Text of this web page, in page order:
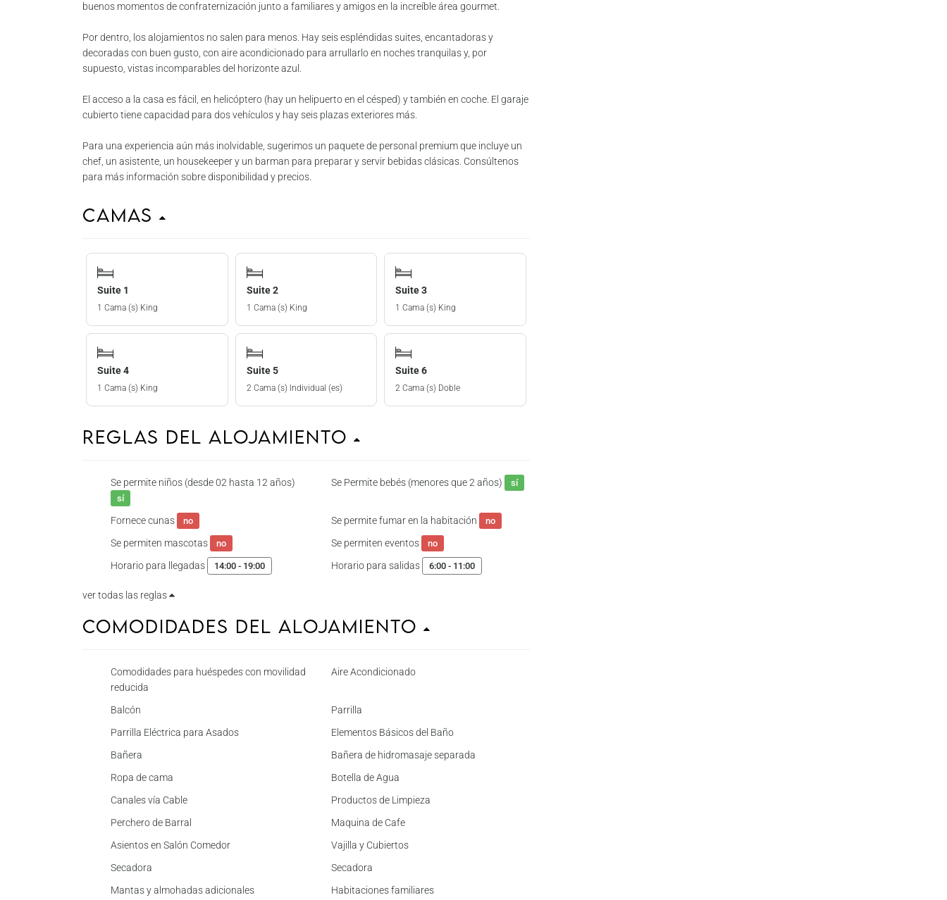
buenos momentos de confraternización junto a familiares y amigos en la increíble área gourmet.
Por dentro, los alojamientos no salen para menos. Hay seis espléndidas suites, encantadoras y
decoradas con buen gusto, con aire acondicionado para arrullarlo en noches tranquilas y, por
supuesto, vistas incomparables del horizonte azul.
El acceso a la casa es fácil, en helicóptero (hay un helipuerto en el césped) y también en coche. El garaje
cubierto tiene capacidad para dos vehículos y hay seis plazas exteriores más.
Para una experiencia aún más inolvidable, sugerimos un paquete de personal premium que incluye un
chef, un asistente, un housekeeper y un barman para preparar y servir bebidas clásicas. Consúltenos
para más información sobre disponibilidad y precios.
Camas
Suite 1
1 Cama (s) King
Suite 2
1 Cama (s) King
Suite 3
1 Cama (s) King
Suite 4
1 Cama (s) King
Suite 5
2 Cama (s) Individual (es)
Suite 6
2 Cama (s) Doble
Reglas del Alojamiento
Se permite niños (desde 02 hasta 12 años)
sí
Se Permite bebés (menores que 2 años) sí
Fornece cunas no Se permite fumar en la habitación no
Se permiten mascotas no Se permiten eventos no
Horario para llegadas 14:00 - 19:00 Horario para salidas 6:00 - 11:00
ver todas las reglas
Comodidades del Alojamiento
Comodidades para huéspedes con movilidad
reducida
Aire Acondicionado
Balcón
Parrilla
Parrilla Eléctrica para Asados
Elementos Básicos del Baño
Bañera
Bañera de hidromasaje separada
Ropa de cama
Botella de Agua
Canales vía Cable
Productos de Limpieza
Perchero de Barral
Maquina de Cafe
Asientos en Salón Comedor
Vajilla y Cubiertos
Secadora
Secadora
Mantas y almohadas adicionales
Habitaciones familiares